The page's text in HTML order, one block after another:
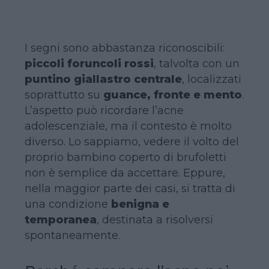
I segni sono abbastanza riconoscibili:
piccoli foruncoli rossi, talvolta con un
puntino giallastro centrale, localizzati
soprattutto su guance, fronte e mento.
L’aspetto può ricordare l’acne
adolescenziale, ma il contesto è molto
diverso. Lo sappiamo, vedere il volto del
proprio bambino coperto di brufoletti
non è semplice da accettare. Eppure,
nella maggior parte dei casi, si tratta di
una condizione benigna e
temporanea, destinata a risolversi
spontaneamente.